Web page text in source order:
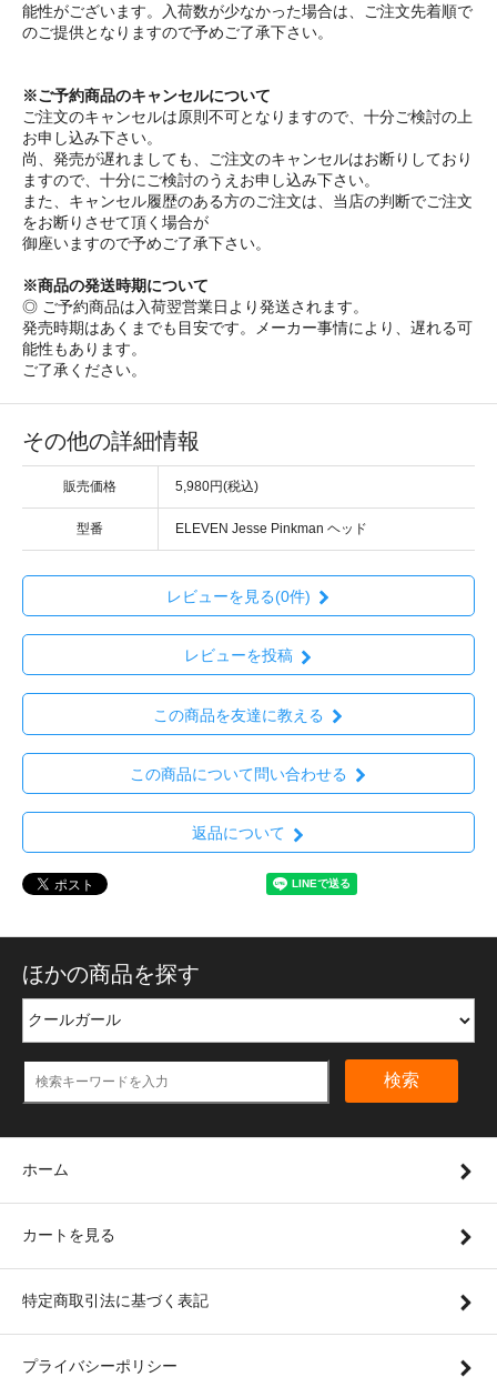
能性がございます。入荷数が少なかった場合は、ご注文先着順で
のご提供となりますので予めご了承下さい。
※ご予約商品のキャンセルについて
ご注文のキャンセルは原則不可となりますので、十分ご検討の上
お申し込み下さい。
尚、発売が遅れましても、ご注文のキャンセルはお断りしており
ますので、十分にご検討のうえお申し込み下さい。
また、キャンセル履歴のある方のご注文は、当店の判断でご注文
をお断りさせて頂く場合が
御座いますので予めご了承下さい。
※商品の発送時期について
◎ ご予約商品は入荷翌営業日より発送されます。
発売時期はあくまでも目安です。メーカー事情により、遅れる可
能性もあります。
ご了承ください。
その他の詳細情報
販売価格 5,980円(税込)
型番 ELEVEN Jesse Pinkman ヘッド
レビューを見る(0件)
レビューを投稿
この商品を友達に教える
この商品について問い合わせる
返品について
ほかの商品を探す
検索
ホーム
カートを見る
特定商取引法に基づく表記
プライバシーポリシー